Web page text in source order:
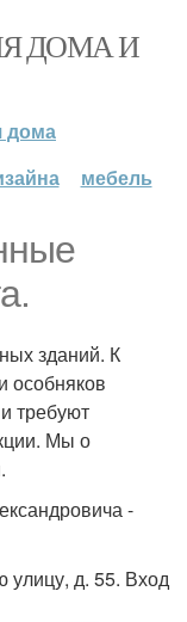
ДОМА И
дома
мебель
зданий. К
особняков
требуют
Мы о
-
улицу, д. 55. Вход